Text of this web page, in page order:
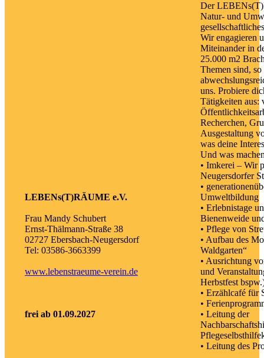
LEBENs(T)RÄUME e.V.
Frau Mandy Schubert
Ernst-Thälmann-Straße 38
02727 Ebersbach-Neugersdorf
Tel: 03586-3663399
www.lebenstraeume-verein.de
frei ab 01.09.2027
Der
Natur- und
Wir engagieren
Miteinander in
25.000 m2
Themen sind,
uns. Probiere
Tätigkeiten aus:
Recherchen,
Ausgestaltung
was deine
Und was
• Imkerei – Wir
Neugersdorfer
•
Umweltbildung
• Erlebnistage
Bienenweide
• Pflege von
• Aufbau des
Waldgarten“
• Ausrichtung
und
Herbstfest
• Erzählcafé für
•
• Leitung der
• Leitung des